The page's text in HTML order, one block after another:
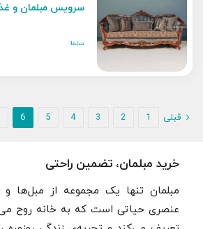
سرویس مبلمان و
سلما
قبلی 1
2
3
4
5
6
خرید مبلمان، تضمین راحتی
مبلمان تنها یک مجموعه از مبل‌ها و
عنصری حیاتی است که به خانه روح